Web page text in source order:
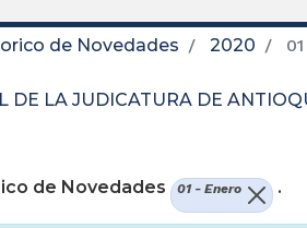
de Novedades 2020
DE LA JUDICATURA DE
de Novedades 01 - Enero .